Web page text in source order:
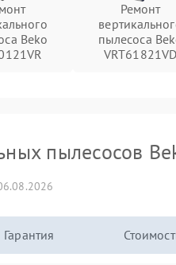
Beko
Ремонт
пылесоса
VRT61821VD
пылесосов
Гарантия